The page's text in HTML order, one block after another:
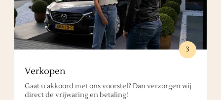
3
Verkopen
Gaat u akkoord met ons voorstel? Dan verzorgen wij
direct de vrijwaring en betaling!